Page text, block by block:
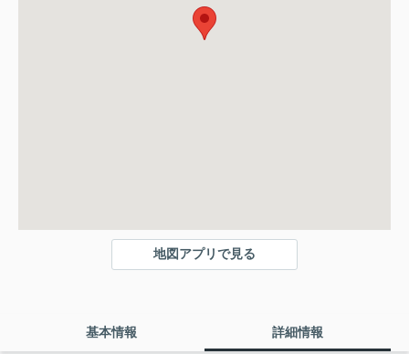
地図アプリで見る
基本情報 詳細情報